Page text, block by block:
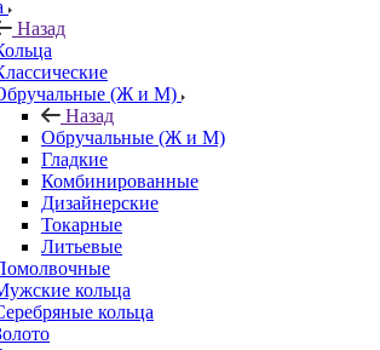
Назад
(Ж и М)
Назад
Обручальные (Ж и М)
Гладкие
Комбинированные
Дизайнерские
Токарные
Литьевые
кольца
кольца